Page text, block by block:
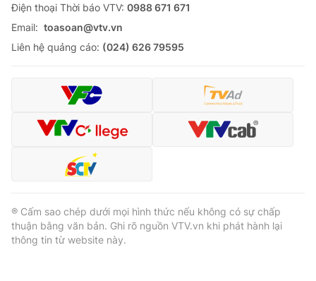
Ðiện thoại Thời báo VTV: 0988 671 671
Email: toasoan@vtv.vn
Liên hệ quảng cáo: (024) 626 79595
® Cấm sao chép dưới mọi hình thức nếu không có sự chấp
thuận bằng văn bản. Ghi rõ nguồn VTV.vn khi phát hành lại
thông tin từ website này.